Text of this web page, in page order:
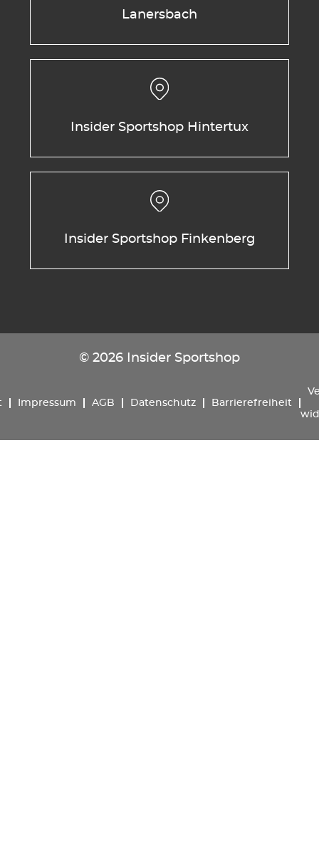
Lanersbach
Insider Sportshop Hintertux
Insider Sportshop Finkenberg
© 2026 Insider Sportshop
Impressum AGB Datenschutz Barrierefreiheit